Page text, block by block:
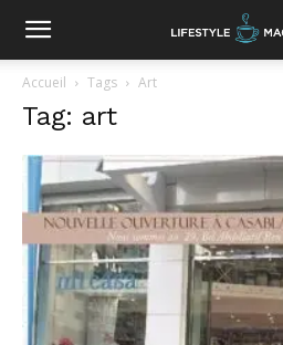
Accueil Tags Art
Tag: art